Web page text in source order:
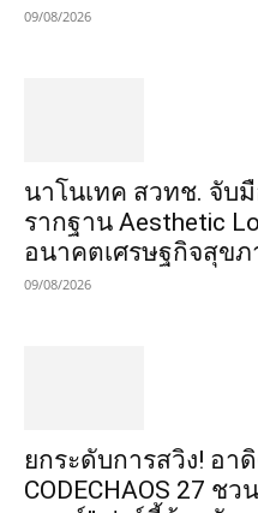
09/08/2026
นาโนเทค สวทช. จับมื
รากฐาน Aesthetic
อนาคตเศรษฐกิจสุข
09/08/2026
ยกระดับการสวิง! อา
CODECHAOS 27 ช